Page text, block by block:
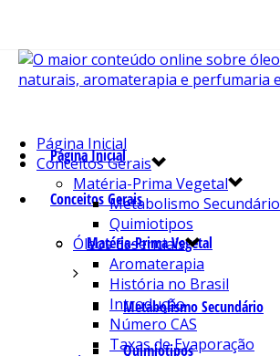
Página Inicial
Conceitos Gerais
Matéria-Prima Vegetal
Metabolismo Secundário
Quimiotipos
Página Inicial
Conceitos Gerais
Matéria-Prima Vegetal
Metabolismo Secundário
Quimiotipos
Óleos Essenciais
Aromaterapia
História no Brasil
Introdução
Número CAS
Taxas de Evaporação